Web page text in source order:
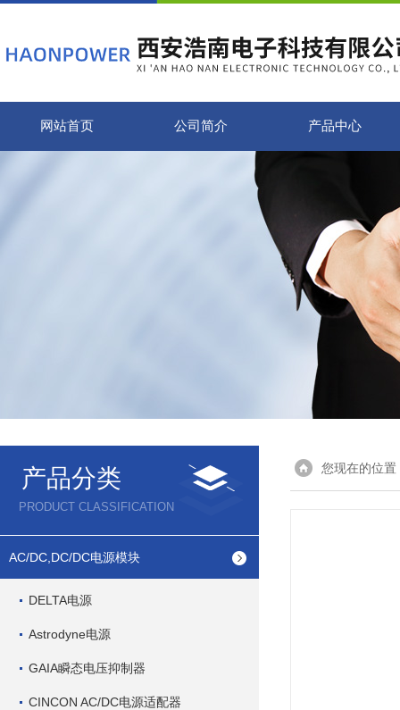
网站首页 公司简介 产品中心
产品分类
PRODUCT CLASSIFICATION
AC/DC,DC/DC电源模块
DELTA电源
Astrodyne电源
GAIA瞬态电压抑制器
CINCON AC/DC电源适配器
您现在的位置